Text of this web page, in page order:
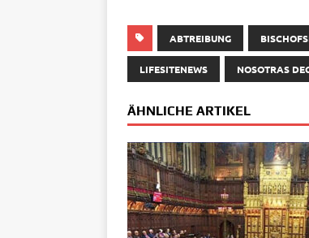
ABTREIBUNG
LIFESITENEWS NOSOTRAS
ÄHNLICHE ARTIKEL